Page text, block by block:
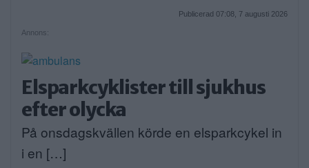
Publicerad 07:08, 7 augusti 2026
Annons:
Elsparkcyklister till sjukhus
efter olycka
På onsdagskvällen körde en elsparkcykel in
i en […]